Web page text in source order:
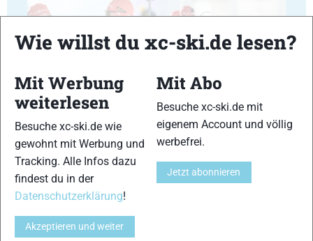
25 26
Wie willst du xc-ski.de lesen?
Mit Werbung
weiterlesen
Besuche xc-ski.de wie
gewohnt mit Werbung und
Tracking. Alle Infos dazu
findest du in der
Datenschutzerklärung!
Akzeptieren und weiter
Mit Abo
Besuche xc-ski.de mit
eigenem Account und völlig
werbefrei.
Jetzt abonnieren